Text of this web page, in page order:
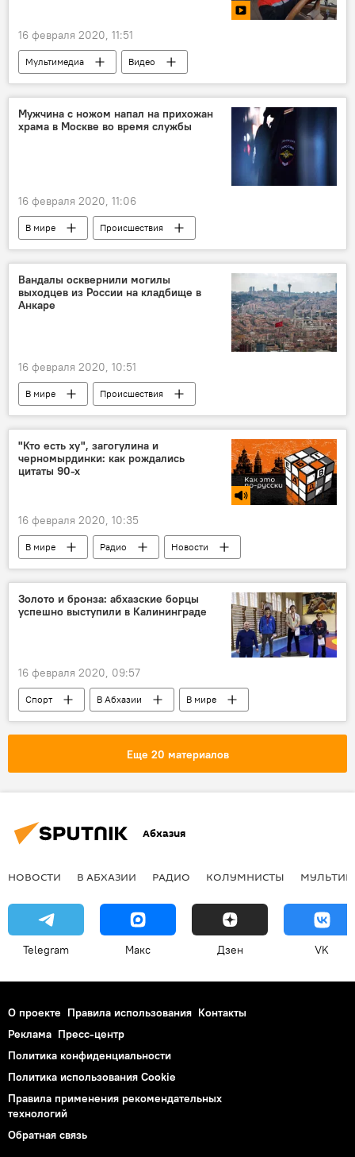
16 февраля 2020, 11:51
Мультимедиа Видео
Мужчина с ножом напал на прихожан
храма в Москве во время службы
16 февраля 2020, 11:06
В мире Происшествия
Вандалы осквернили могилы
выходцев из России на кладбище в
Анкаре
16 февраля 2020, 10:51
В мире Происшествия
"Кто есть ху", загогулина и
черномырдинки: как рождались
цитаты 90-х
16 февраля 2020, 10:35
В мире Радио Новости
Золото и бронза: абхазские борцы
успешно выступили в Калининграде
16 февраля 2020, 09:57
Спорт В Абхазии
В мире
Спортивная Абхазия
Еще 20 материалов
Абхазия
НОВОСТИ В АБХАЗИИ РАДИО КОЛУМНИСТЫ
Telegram Макс Дзен VK
О проекте Правила использования Контакты
Реклама Пресс-центр
Политика конфиденциальности
Политика использования Cookie
Правила применения рекомендательных
технологий
Обратная связь